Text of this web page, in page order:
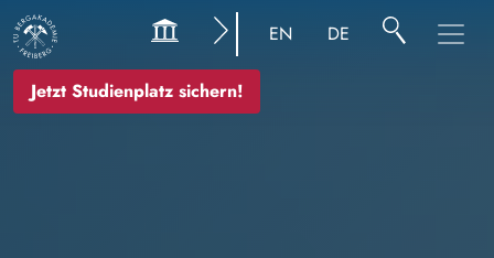
Jetzt Studienplatz sichern!
EN DE
Bild